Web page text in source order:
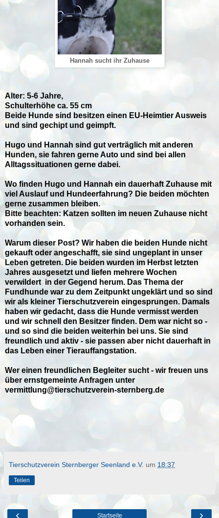
Hannah sucht ihr Zuhause
Alter: 5-6 Jahre,
Schulterhöhe ca. 55 cm
Beide Hunde sind besitzen einen EU-Heimtier Ausweis
und sind gechipt und geimpft.
Hugo und Hannah sind gut verträglich mit anderen
Hunden, sie fahren gerne Auto und sind bei allen
Alltagssituationen gerne dabei.
Wo finden Hugo und Hannah ein dauerhaft Zuhause mit
viel Auslauf und Hundeerfahrung? Die beiden möchten
gerne zusammen bleiben.
Bitte beachten: Katzen sollten im neuen Zuhause nicht
vorhanden sein.
Warum dieser Post? Wir haben die beiden Hunde nicht
gekauft oder angeschafft, sie sind ungeplant in unser
Leben getreten. Die beiden wurden im Herbst letzten
Jahres ausgesetzt und liefen mehrere Wochen
verwildert in der Gegend herum. Das Thema der
Fundhunde war zu dem Zeitpunkt ungeklärt und so sind
wir als kleiner Tierschutzverein eingesprungen. Damals
haben wir gedacht, dass die Hunde vermisst werden
und wir schnell den Besitzer finden. Dem war nicht so -
und so sind die beiden weiterhin bei uns. Sie sind
freundlich und aktiv - sie passen aber nicht dauerhaft in
das Leben einer Tierauffangstation.
Wer einen freundlichen Begleiter sucht - wir freuen uns
über ernstgemeinte Anfragen unter
vermittlung@tierschutzverein-sternberg.de
Tierschutzverein Sternberger Seenland e.V. um 18:37
Teilen
‹ ›
Startseite